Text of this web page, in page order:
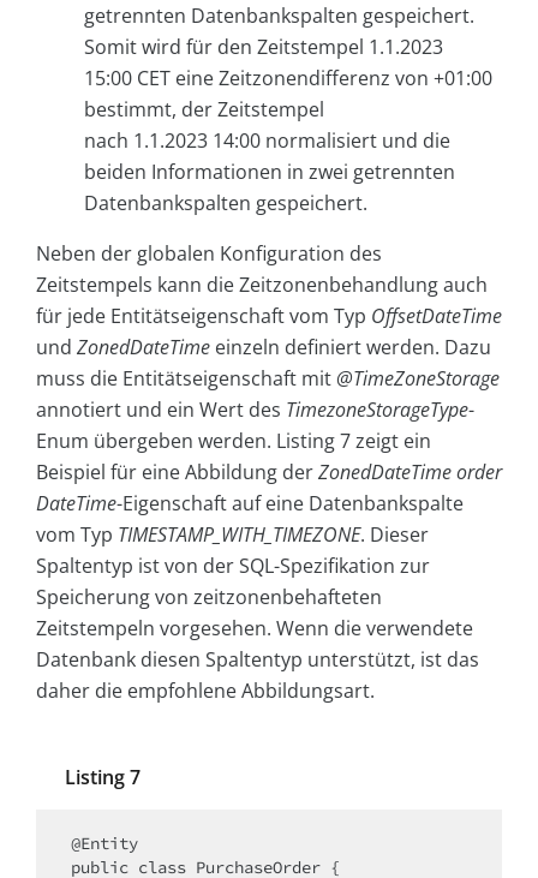
getrennten Datenbankspalten gespeichert.
Somit wird für den Zeitstempel 1.1.2023
15:00 CET eine Zeitzonendifferenz von +01:00
bestimmt, der Zeitstempel
nach 1.1.2023 14:00 normalisiert und die
beiden Informationen in zwei getrennten
Datenbankspalten gespeichert.
Neben der globalen Konfiguration des
Zeitstempels kann die Zeitzonenbehandlung auch
für jede Entitätseigenschaft vom Typ OffsetDateTime
und ZonedDateTime einzeln definiert werden. Dazu
muss die Entitätseigenschaft mit@TimeZoneStorage
annotiert und ein Wert des TimezoneStorageType-
Enum übergeben werden. Listing 7 zeigt ein
Beispiel für eine Abbildung derZonedDateTime order
DateTime-Eigenschaft auf eine Datenbankspalte
vom Typ TIMESTAMP_WITH_TIMEZONE. Dieser
Spaltentyp ist von der SQL-Spezifikation zur
Speicherung von zeitzonenbehafteten
Zeitstempeln vorgesehen. Wenn die verwendete
Datenbank diesen Spaltentyp unterstützt, ist das
daher die empfohlene Abbildungsart.
Listing 7
@Entity
public class PurchaseOrder {